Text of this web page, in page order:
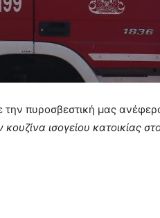
την πυροσβεστική μας
ισογείου κατοικίας